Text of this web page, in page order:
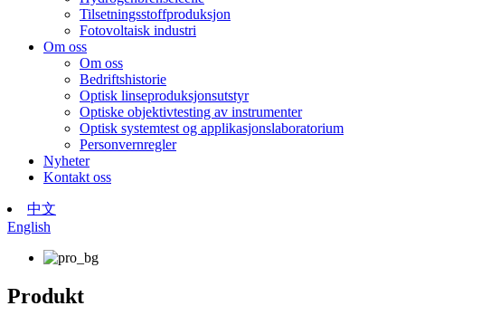
Tilsetningsstoffproduksjon
Fotovoltaisk industri
Om oss
Om oss
Bedriftshistorie
Optisk linseproduksjonsutstyr
Optiske objektivtesting av instrumenter
Optisk systemtest og applikasjonslaboratorium
Personvernregler
Nyheter
Kontakt oss
中文
English
Produkt